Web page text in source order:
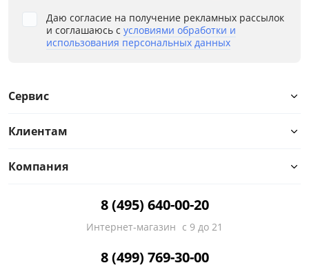
Даю согласие на получение рекламных рассылок
и соглашаюсь с условиями обработки и
использования персональных данных
Сервис
Клиентам
Компания
8 (495) 640-00-20
Интернет-магазин с 9 до 21
8 (499) 769-30-00